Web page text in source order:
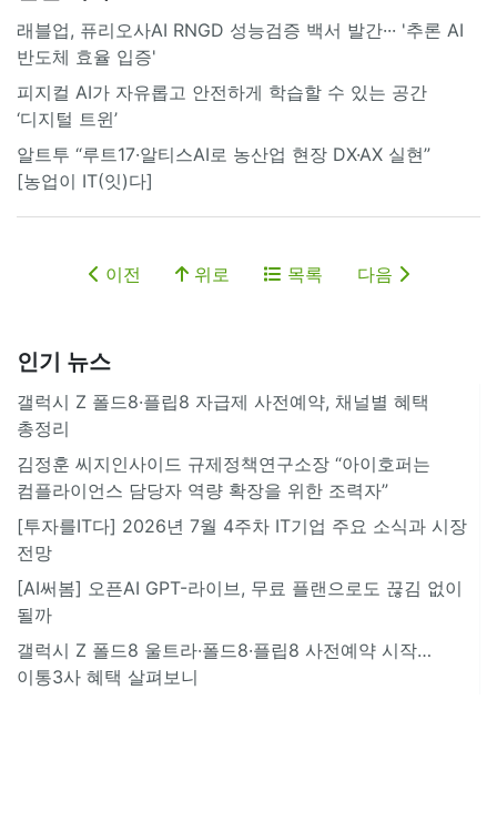
래블업, 퓨리오사AI RNGD 성능검증 백서 발간··· '추론 AI
반도체 효율 입증'
피지컬 AI가 자유롭고 안전하게 학습할 수 있는 공간
‘디지털 트윈’
알트투 “루트17·알티스AI로 농산업 현장 DX·AX 실현”
[농업이 IT(잇)다]
이전 위로 목록 다음
인기 뉴스
갤럭시 Z 폴드8·플립8 자급제 사전예약, 채널별 혜택
총정리
김정훈 씨지인사이드 규제정책연구소장 “아이호퍼는
컴플라이언스 담당자 역량 확장을 위한 조력자”
[투자를IT다] 2026년 7월 4주차 IT기업 주요 소식과 시장
전망
[AI써봄] 오픈AI GPT-라이브, 무료 플랜으로도 끊김 없이
될까
갤럭시 Z 폴드8 울트라·폴드8·플립8 사전예약 시작…
이통3사 혜택 살펴보니